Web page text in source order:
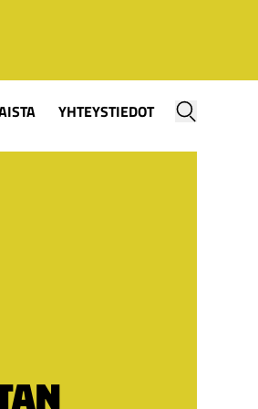
YHTEYSTIEDOT